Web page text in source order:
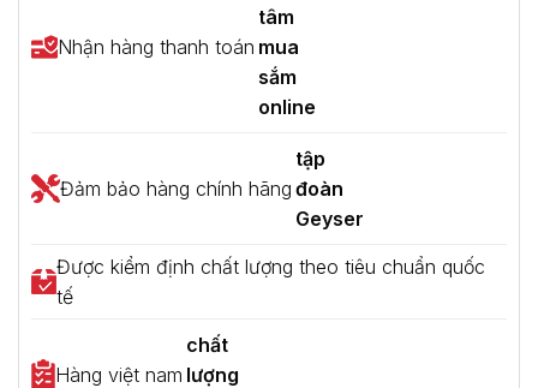
Nhận hàng thanh toán
tâm
mua
sắm
online
Đảm bảo hàng chính hãng
tập
đoàn
Geyser
Được kiểm định chất lượng theo tiêu chuẩn quốc
tế
Hàng việt nam
chất
lượng